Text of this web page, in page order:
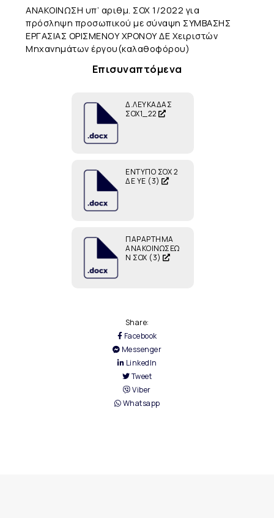
ΑΝΑΚΟΙΝΩΣΗ υπ’ αριθμ. ΣΟΧ 1/2022 για
πρόσληψη προσωπικού με σύναψη ΣΥΜΒΑΣΗΣ
ΕΡΓΑΣΙΑΣ ΟΡΙΣΜΕΝΟΥ ΧΡΟΝΟΥ ΔΕ Χειριστών
Μηχανημάτων έργου(καλαθοφόρου)
Επισυναπτόμενα
Δ.ΛΕΥΚΑΔΑΣ
ΣΟΧ1_22
ΕΝΤΥΠΟ ΣΟΧ 2
ΔΕ ΥΕ (3)
ΠΑΡΑΡΤΗΜΑ
ΑΝΑΚΟΙΝΩΣΕΩ
Ν ΣΟΧ (3)
Share:
Facebook
Messenger
LinkedIn
Tweet
Viber
Whatsapp